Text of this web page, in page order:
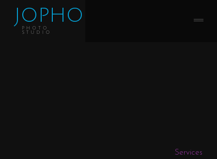
JOPHO
PHOTO
STUDIO
Services